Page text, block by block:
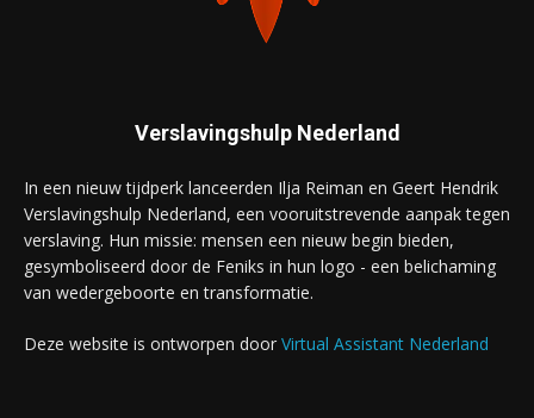
Verslavingshulp Nederland
In een nieuw tijdperk lanceerden Ilja Reiman en Geert Hendrik
Verslavingshulp Nederland, een vooruitstrevende aanpak tegen
verslaving. Hun missie: mensen een nieuw begin bieden,
gesymboliseerd door de Feniks in hun logo - een belichaming
van wedergeboorte en transformatie.
Deze website is ontworpen door Virtual Assistant Nederland